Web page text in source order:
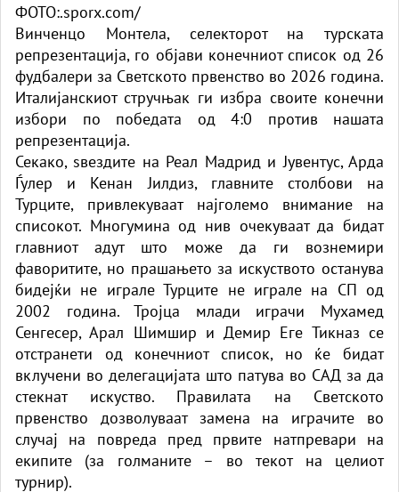
ФОТО:.sporx.com/
Винченцо Монтела, селекторот на турската
репрезентација, го објави конечниот список од 26
фудбалери за Светското првенство во 2026 година.
Италијанскиот стручњак ги избра своите конечни
избори по победата од 4:0 против нашата
репрезентација.
Секако, ѕвездите на Реал Мадрид и Јувентус, Арда
Ѓулер и Кенан Јилдиз, главните столбови на
Турците, привлекуваат најголемо внимание на
списокот. Многумина од нив очекуваат да бидат
главниот адут што може да ги вознемири
фаворитите, но прашањето за искуството останува
бидејќи не играле Турците не играле на СП од
2002 година. Тројца млади играчи Мухамед
Сенгесер, Арал Шимшир и Демир Еге Тикназ се
отстранети од конечниот список, но ќе бидат
вклучени во делегацијата што патува во САД за да
стекнат искуство. Правилата на Светското
првенство дозволуваат замена на играчите во
случај на повреда пред првите натпревари на
екипите (за голманите – во текот на целиот
турнир).